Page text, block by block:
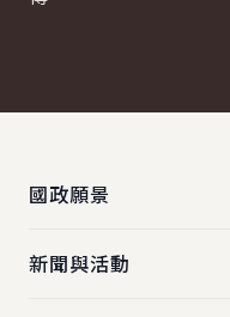
國政願景
新聞與活動